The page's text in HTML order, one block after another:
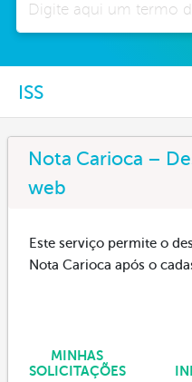
ISS
Nota Carioca –
web
Este serviço permite o
Nota Carioca após o
MINHAS
SOLICITAÇÕES